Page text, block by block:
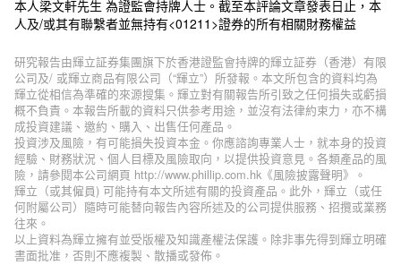
本人梁文軒先生 為證監會持牌人士。截至本評論文章發表日止，本
人及/或其有聯繫者並無持有<01211>證券的所有相關財務權益
研究報告由輝立証券集團旗下於香港證監會持牌的輝立証券（香港）有限
公司及/ 或輝立商品有限公司（“輝立”）所發報。本文所包含的資料均為
輝立從相信為準確的來源搜集。輝立對有關報告所引致之任何損失或虧損
概不負責。本報告所載的資料只供参考用途，並沒有法律約束力，亦不構
成投資建議、邀約、購入、出售任何產品。
投資涉及風險，有可能損失投資本金。你應諮詢專業人士，就本身的投資
經驗、財務狀況、個人目標及風險取向，以提供投資意見。各類產品的風
險，請參閱本公司網頁 http://www.phillip.com.hk《風險披露聲明》。
輝立（或其僱員) 可能持有本文所述有關的投資產品。此外，輝立（或任
何附屬公司）隨時可能替向報告內容所述及的公司提供服務、招攬或業務
往來。
以上資料為輝立擁有並受版權及知識產權法保護。除非事先得到輝立明確
書面批准，否則不應複製、散播或發佈。